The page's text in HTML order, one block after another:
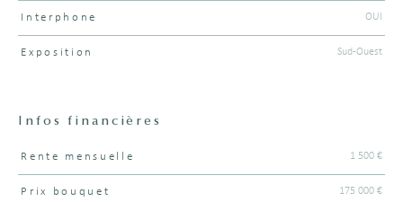
Interphone OUI
Exposition Sud-Ouest
Infos financières
Caractéristiques Valeurs
Rente mensuelle 1 500 €
Prix bouquet 175 000 €